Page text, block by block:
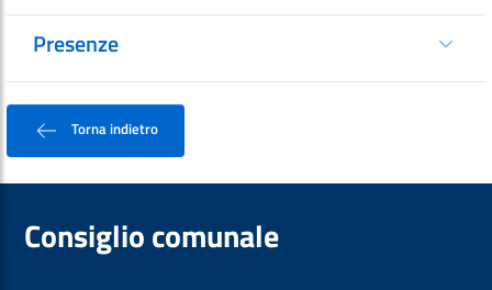
Presenze
Torna indietro
Consiglio comunale